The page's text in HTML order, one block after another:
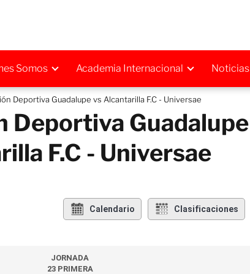
Somos Academia Internacional Noticias
Deportiva Guadalupe vs Alcantarilla F.C - Universae
Deportiva Guadalupe
F.C - Universae
Calendario Clasificaciones
JORNADA
23 PRIMERA